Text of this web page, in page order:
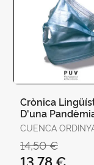
Crònica
D'una
Anunciada
CUENCA
14,50 €
13,78 €